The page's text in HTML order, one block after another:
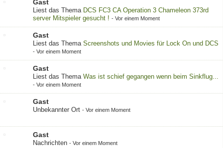
Gast
Liest das Thema DCS FC3 CA Operation 3 Chameleon 373rd
server Mitspieler gesucht ! - Vor einem Moment
Gast
Liest das Thema Screenshots und Movies für Lock On und DCS
- Vor einem Moment
Gast
Liest das Thema Was ist schief gegangen wenn beim Sinkflug...
- Vor einem Moment
Gast
Unbekannter Ort - Vor einem Moment
Gast
Nachrichten - Vor einem Moment